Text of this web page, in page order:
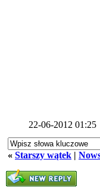
22-06-2012 01:25
« Starszy wątek |